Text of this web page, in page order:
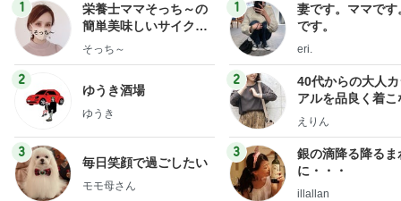
1
栄養士ママそっち～の
簡単美味しいサイクル
献立
そっち～
2
ゆうき酒場
ゆうき
3
毎日笑顔で過ごしたい
モモ母さん
1
妻です。ママです
です。
eri.
2
40代からの大人
アルを品良く着こ
ファッションブロ
えりん
3
銀の滴降る降るま
に・・・
illallan